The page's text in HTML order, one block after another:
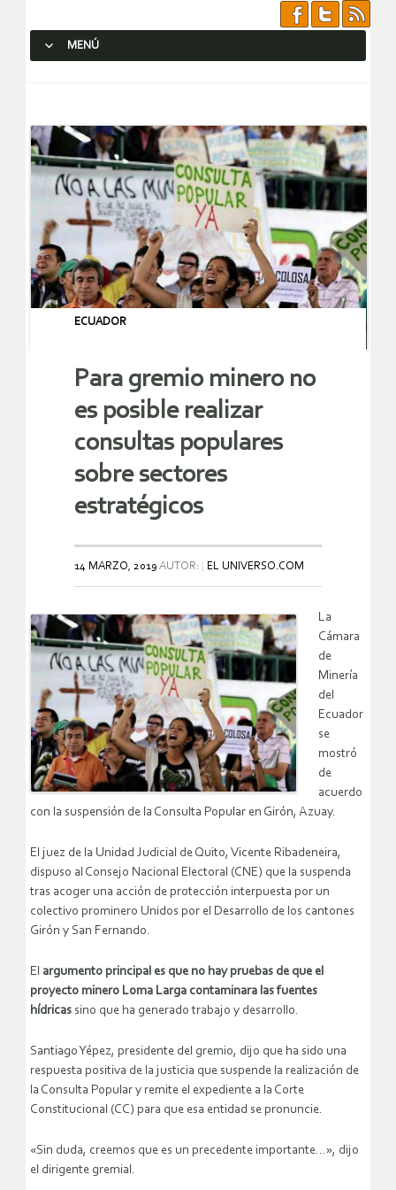
MENÚ
ECUADOR
Para gremio minero no
es posible realizar
consultas populares
sobre sectores
estratégicos
14 MARZO, 2019 AUTOR: EL UNIVERSO.COM
La
Cámara
de
Minería
del
Ecuador
se
mostró
de
acuerdo
con la suspensión de la Consulta Popular en Girón, Azuay.
El juez de la Unidad Judicial de Quito, Vicente Ribadeneira,
dispuso al Consejo Nacional Electoral (CNE) que la suspenda
tras acoger una acción de protección interpuesta por un
colectivo prominero Unidos por el Desarrollo de los cantones
Girón y San Fernando.
El argumento principal es que no hay pruebas de que el
proyecto minero Loma Larga contaminara las fuentes
hídricas sino que ha generado trabajo y desarrollo.
Santiago Yépez, presidente del gremio, dijo que ha sido una
respuesta positiva de la justicia que suspende la realización de
la Consulta Popular y remite el expediente a la Corte
Constitucional (CC) para que esa entidad se pronuncie.
«Sin duda, creemos que es un precedente importante…», dijo
el dirigente gremial.